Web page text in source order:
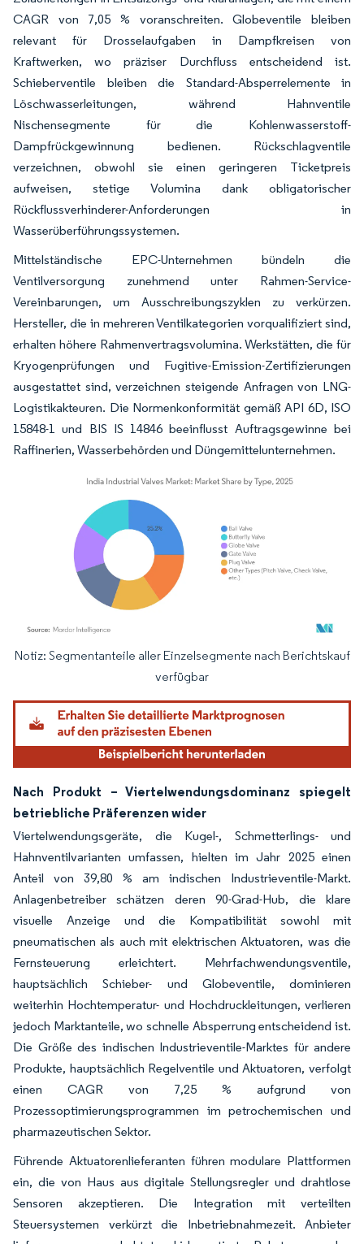
CAGR von 7,05 % voranschreiten. Globeventile bleiben
relevant für Drosselaufgaben in Dampfkreisen von
Kraftwerken, wo präziser Durchfluss entscheidend ist.
Schieberventile bleiben die Standard-Absperrelemente in
Löschwasserleitungen, während Hahnventile
Nischensegmente für die Kohlenwasserstoff-
Dampfrückgewinnung bedienen. Rückschlagventile
verzeichnen, obwohl sie einen geringeren Ticketpreis
aufweisen, stetige Volumina dank obligatorischer
Rückflussverhinderer-Anforderungen in
Wasserüberführungssystemen.
Mittelständische EPC-Unternehmen bündeln die
Ventilversorgung zunehmend unter Rahmen-Service-
Vereinbarungen, um Ausschreibungszyklen zu verkürzen.
Hersteller, die in mehreren Ventilkategorien vorqualifiziert sind,
erhalten höhere Rahmenvertragsvolumina. Werkstätten, die für
Kryogenprüfungen und Fugitive-Emission-Zertifizierungen
ausgestattet sind, verzeichnen steigende Anfragen von LNG-
Logistikakteuren. Die Normenkonformität gemäß API 6D, ISO
15848-1 und BIS IS 14846 beeinflusst Auftragsgewinne bei
Raffinerien, Wasserbehörden und Düngemittelunternehmen.
Bild © Mordor Intelligence. Wiederverwendung erfordert Namensnennung gemäß
Notiz: Segmentanteile aller Einzelsegmente nach Berichtskauf
verfügbar
Nach Produkt – Viertelwendungsdominanz spiegelt
betriebliche Präferenzen wider
Viertelwendungsgeräte, die Kugel-, Schmetterlings- und
Hahnventilvarianten umfassen, hielten im Jahr 2025 einen
Anteil von 39,80 % am indischen Industrieventile-Markt.
Anlagenbetreiber schätzen deren 90-Grad-Hub, die klare
visuelle Anzeige und die Kompatibilität sowohl mit
pneumatischen als auch mit elektrischen Aktuatoren, was die
Fernsteuerung erleichtert. Mehrfachwendungsventile,
hauptsächlich Schieber- und Globeventile, dominieren
weiterhin Hochtemperatur- und Hochdruckleitungen, verlieren
jedoch Marktanteile, wo schnelle Absperrung entscheidend ist.
Die Größe des indischen Industrieventile-Marktes für andere
Produkte, hauptsächlich Regelventile und Aktuatoren, verfolgt
einen CAGR von 7,25 % aufgrund von
Prozessoptimierungsprogrammen im petrochemischen und
pharmazeutischen Sektor.
Führende Aktuatorenlieferanten führen modulare Plattformen
ein, die von Haus aus digitale Stellungsregler und drahtlose
Sensoren akzeptieren. Die Integration mit verteilten
Steuersystemen verkürzt die Inbetriebnahmezeit. Anbieter